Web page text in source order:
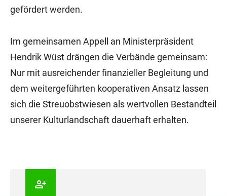
gefördert werden.
Im gemeinsamen Appell an Ministerpräsident
Hendrik Wüst drängen die Verbände gemeinsam:
Nur mit ausreichender finanzieller Begleitung und
dem weitergeführten kooperativen Ansatz lassen
sich die Streuobstwiesen als wertvollen Bestandteil
unserer Kulturlandschaft dauerhaft erhalten.